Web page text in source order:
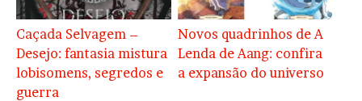
Caçada Selvagem –
Desejo: fantasia mistura
lobisomens, segredos e
guerra
Novos quadrinhos de A
Lenda de Aang: confira
a expansão do universo